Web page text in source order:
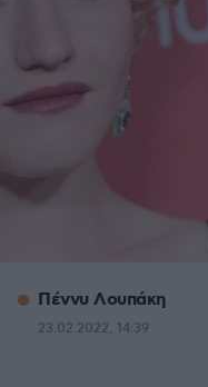
Πέννυ Λουπάκη
23.02.2022, 14:39